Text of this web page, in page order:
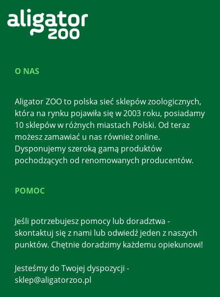
O NAS
Aligator ZOO to polska sieć sklepów zoologicznych,
która na rynku pojawiła się w 2003 roku, posiadamy
10 sklepów w różnych miastach Polski. Od teraz
możesz zamawiać u nas również online.
Dysponujemy szeroką gamą produktów
pochodzących od renomowanych producentów.
POMOC
Jeśli potrzebujesz pomocy lub doradztwa -
skontaktuj się z nami lub odwiedź jeden z naszych
punktów. Chętnie doradzimy każdemu opiekunowi!
Jesteśmy do Twojej dyspozycji -
sklep@aligatorzoo.pl